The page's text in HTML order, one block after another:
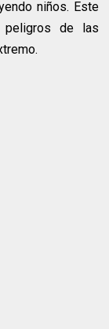
niños. Este
peligros de las